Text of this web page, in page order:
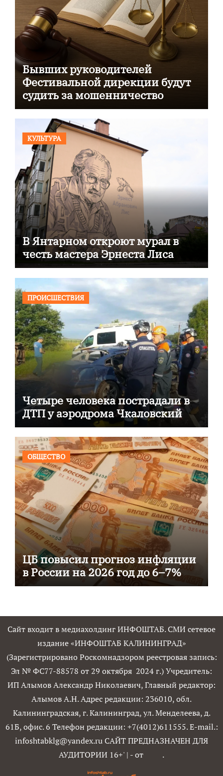
Бывших руководителей
Фестивальной дирекции будут
судить за мошенничество
КУЛЬТУРА
В Янтарном откроют мурал в
честь мастера Эрнеста Лиса
ПРОИСШЕСТВИЯ
Четыре человека пострадали в
ДТП у аэродрома Чкаловский
ОБЩЕСТВО
ЦБ повысил прогноз инфляции
в России на 2026 год до 6–7%
Сайт входит в медиахолдинг ИНФОШТАБ. СМИ сетевое
издание «ИНФОШТАБ КАЛИНИНГРАД»
(Зарегистрировано Роскомнадзором реестровая запись:
Эл № ФС77-88578 от 29 октября 2024 г.) Учредитель:
ИП Алымов Александр Николаевич, Главный редактор:
Алымов А.Н. Адрес редакции: 236010, обл.
Калининградская, г. Калининград, ул. Менделеева, д.
61Б, офис. 6 Телефон редакции: +7(4012)611555. E-mail.:
infoshtabklg@yandex.ru САЙТ ПРЕДНАЗНАЧЕН ДЛЯ
АУДИТОРИИ 16+' | - от .